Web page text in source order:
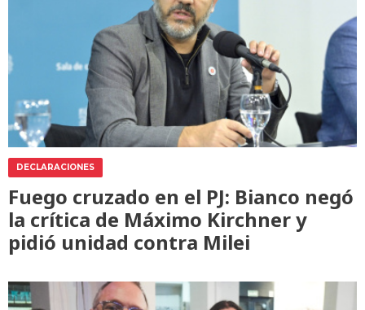
DECLARACIONES
Fuego cruzado en el PJ: Bianco negó
la crítica de Máximo Kirchner y
pidió unidad contra Milei